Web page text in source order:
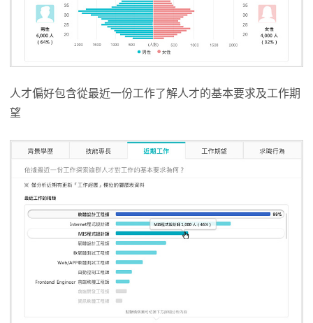
人才偏好包含從最近一份工作了解人才的基本要求及工作期
望